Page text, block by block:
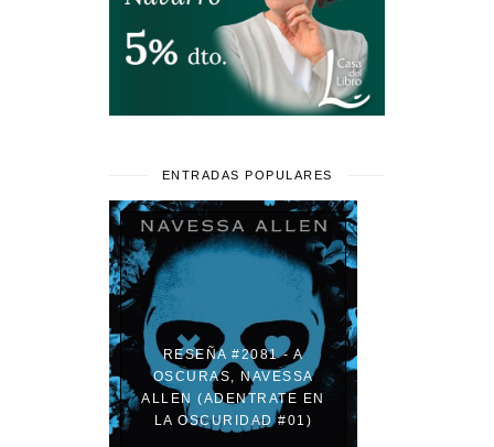
ENTRADAS POPULARES
RESEÑA #2081 - A
OSCURAS, NAVESSA
ALLEN (ADENTRATE EN
LA OSCURIDAD #01)